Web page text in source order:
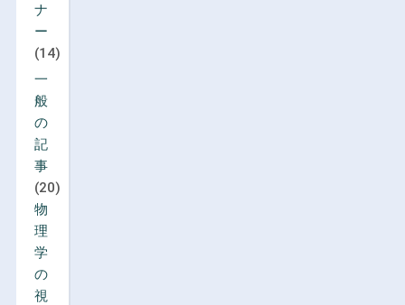
ナ
ー
(14)
一
般
の
記
事
(20)
物
理
学
の
視